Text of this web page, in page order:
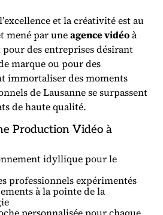
et la créativité est au
mené par uneagence vidéoà
pour des entreprises désirant
marque ou pour des
immortaliser des moments
de Lausanne se surpassent
de haute qualité.
Production Vidéo à
idyllique pour le
professionnels expérimentés
à la pointe de la